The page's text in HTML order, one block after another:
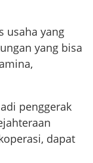
usaha yang
yang bisa
penggerak
dapat